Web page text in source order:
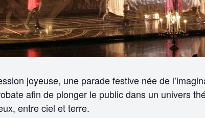
joyeuse, une parade festive née de
afin de plonger le public dans un univers
entre ciel et terre.